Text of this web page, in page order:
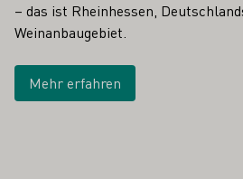
– das ist Rheinhessen,
Weinanbaugebiet.
Mehr erfahren